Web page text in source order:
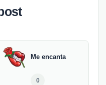
Me encanta
0